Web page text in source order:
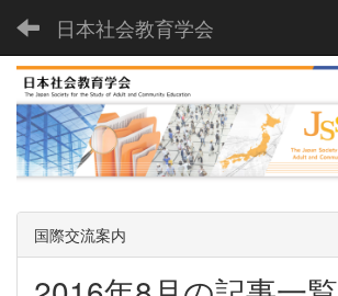
日本社会教育学会
国際交流案内